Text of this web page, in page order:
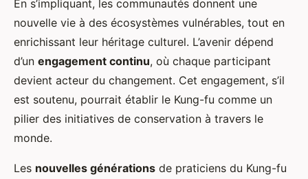
En s’impliquant, les communautés donnent une
nouvelle vie à des écosystèmes vulnérables, tout en
enrichissant leur héritage culturel. L’avenir dépend
d’un engagement continu, où chaque participant
devient acteur du changement. Cet engagement, s’il
est soutenu, pourrait établir le Kung-fu comme un
pilier des initiatives de conservation à travers le
monde.
Les nouvelles générations de praticiens du Kung-fu